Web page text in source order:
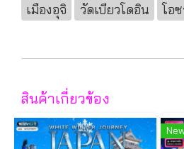
เมืองอุจิ
วัดเบียวโดอิน โอ
สินค้าเกี่ยวข้อง